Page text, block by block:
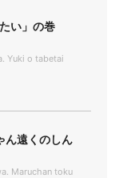
い」の巻
Yuki o tabetai
遠くのしん
Maruchan toku